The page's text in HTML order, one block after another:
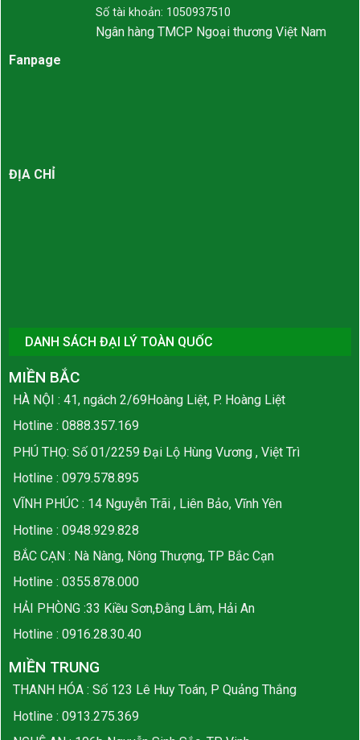
Số tài khoản: 1050937510
Ngân hàng TMCP Ngoại thương Việt Nam
Fanpage
ĐỊA CHỈ
DANH SÁCH ĐẠI LÝ TOÀN QUỐC
MIỀN BẮC
HÀ NỘI : 41, ngách 2/69Hoàng Liệt, P. Hoàng Liệt
Hotline : 0888.357.169
PHÚ THỌ: Số 01/2259 Đại Lộ Hùng Vương , Việt Trì
Hotline : 0979.578.895
VĨNH PHÚC : 14 Nguyễn Trãi , Liên Bảo, Vĩnh Yên
Hotline : 0948.929.828
BẮC CẠN : Nà Nàng, Nông Thượng, TP Bắc Cạn
Hotline : 0355.878.000
HẢI PHÒNG :33 Kiều Sơn,Đằng Lâm, Hải An
Hotline : 0916.28.30.40
MIỀN TRUNG
THANH HÓA : Số 123 Lê Huy Toán, P Quảng Thắng
Hotline : 0913.275.369